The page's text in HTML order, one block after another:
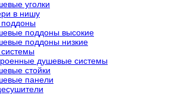
уголки
в нишу
поддоны высокие
поддоны низкие
душевые системы
стойки
панели